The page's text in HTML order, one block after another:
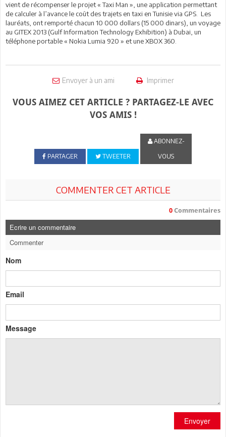
vient de récompenser le projet « Taxi Man », une application permettant
de calculer à l’avance le coût des trajets en taxi en Tunisie via GPS. Les
lauréats, ont remporté chacun 10 000 dollars (15 000 dinars), un voyage
au GITEX 2013 (Gulf Information Technology Exhibition) à Dubai, un
téléphone portable « Nokia Lumia 920 » et une XBOX 360.
Envoyer à un ami Imprimer
VOUS AIMEZ CET ARTICLE ? PARTAGEZ-LE AVEC
VOS AMIS !
PARTAGER TWEETER
ABONNEZ-
VOUS
COMMENTER CET ARTICLE
0 Commentaires
Ecrire un commentaire
Commenter
Nom
Email
Message
Envoyer